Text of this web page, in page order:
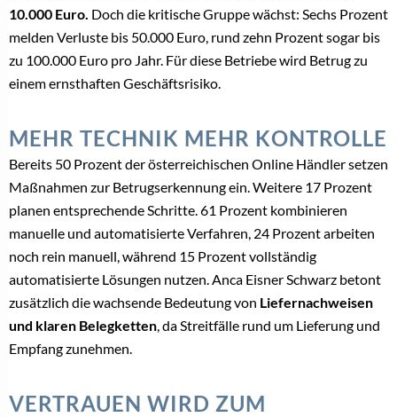
10.000 Euro. Doch die kritische Gruppe wächst: Sechs Prozent
melden Verluste bis 50.000 Euro, rund zehn Prozent sogar bis
zu 100.000 Euro pro Jahr. Für diese Betriebe wird Betrug zu
einem ernsthaften Geschäftsrisiko.
MEHR TECHNIK MEHR KONTROLLE
Bereits 50 Prozent der österreichischen Online Händler setzen
Maßnahmen zur Betrugserkennung ein. Weitere 17 Prozent
planen entsprechende Schritte. 61 Prozent kombinieren
manuelle und automatisierte Verfahren, 24 Prozent arbeiten
noch rein manuell, während 15 Prozent vollständig
automatisierte Lösungen nutzen. Anca Eisner Schwarz betont
zusätzlich die wachsende Bedeutung von Liefernachweisen
und klaren Belegketten, da Streitfälle rund um Lieferung und
Empfang zunehmen.
VERTRAUEN WIRD ZUM